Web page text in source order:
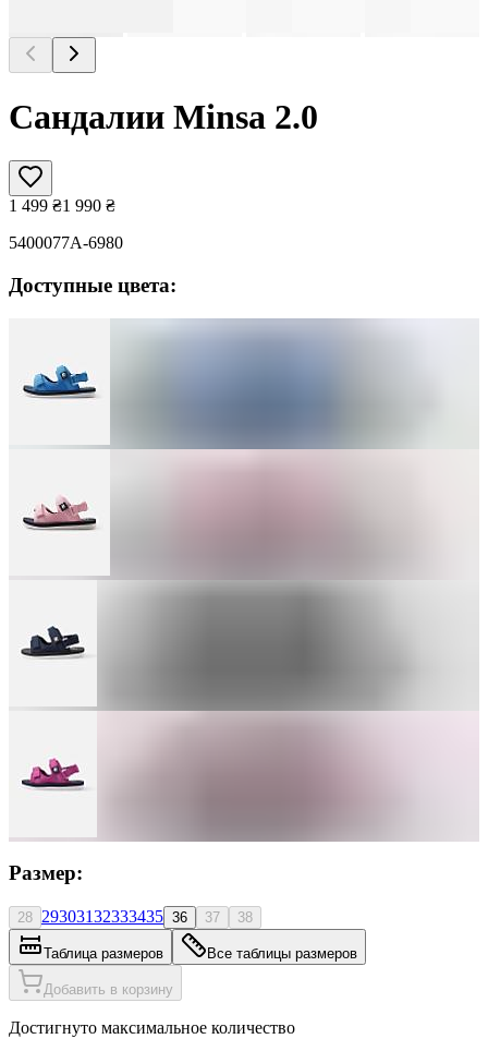
Сандалии Minsa 2.0
1 499 ₴1 990 ₴
5400077A-6980
Доступные цвета:
Размер:
28 29303132333435 36 37 38
Таблица размеров Все таблицы размеров
Добавить в корзину
Достигнуто максимальное количество